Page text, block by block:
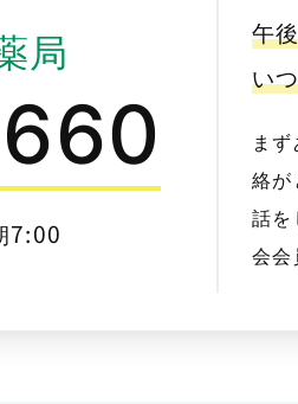
局
7:00
午
い
ま
絡
話
会会